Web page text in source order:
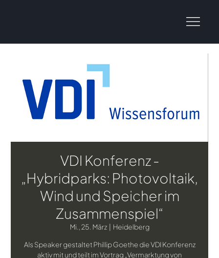
VDI Konferenz -
„Hybridparks: Photovoltaik,
Wind und Speicher im
Zusammenspiel“
Mi., 25. März
  |
Heidelberg
Als Speaker gestaltet Phillip Goethe die VDI Konferenz
aktiv mit und teilt im Vortrag „Vermarktung von